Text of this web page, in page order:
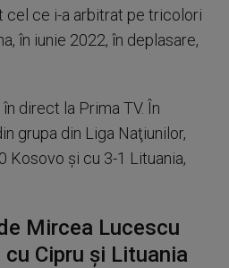
cel ce i-a arbitrat pe tricolori
în iunie 2022, în deplasare,
direct la Prima TV. În
grupa din Liga Naţiunilor,
Kosovo şi cu 3-1 Lituania,
Mircea Lucescu
Cipru și Lituania